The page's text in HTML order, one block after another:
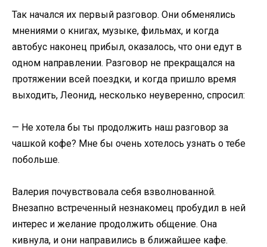
Так начался их первый разговор. Они обменялись
мнениями о книгах, музыке, фильмах, и когда
автобус наконец прибыл, оказалось, что они едут в
одном направлении. Разговор не прекращался на
протяжении всей поездки, и когда пришло время
выходить, Леонид, несколько неуверенно, спросил:
— Не хотела бы ты продолжить наш разговор за
чашкой кофе? Мне бы очень хотелось узнать о тебе
побольше.
Валерия почувствовала себя взволнованной.
Внезапно встреченный незнакомец пробудил в ней
интерес и желание продолжить общение. Она
кивнула, и они направились в ближайшее кафе.